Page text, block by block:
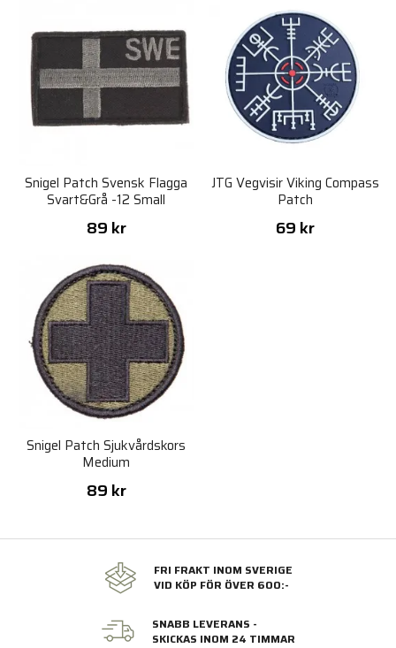
Snigel Patch Svensk Flagga
Svart&Grå -12 Small
89 kr
JTG Vegvisir Viking Compass
Patch
69 kr
Snigel Patch Sjukvårdskors
Medium
89 kr
FRI FRAKT INOM SVERIGE
VID KÖP FÖR ÖVER 600:-
SNABB LEVERANS -
SKICKAS INOM 24 TIMMAR